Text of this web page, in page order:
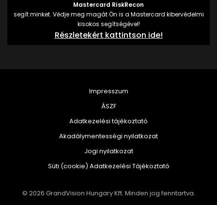
Mastercard RiskRecon
segít minket. Védje meg magát Ön is a Mastercard kibervédelmi
kisokos segítségével!
Részletekért kattintson ide!
© 2026 GrandVision Hungary Kft. Minden jog fenntartva.
Impresszum
ÁSZF
Adatkezelési tájékoztató
Akadálymentességi nyilatkozat
Jogi nyilatkozat
Süti (cookie) Adatkezelési Tájékoztató